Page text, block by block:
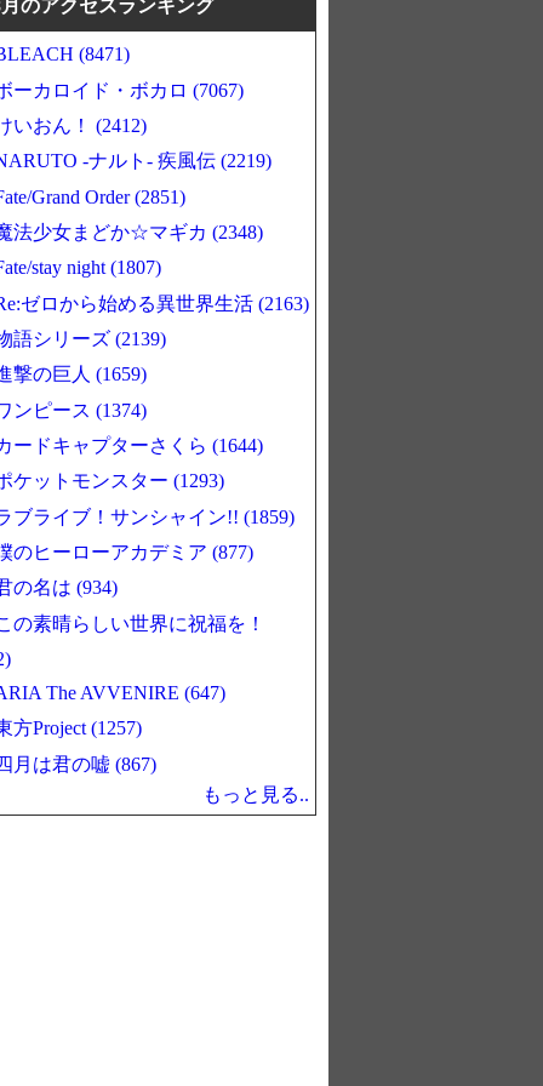
のアクセスランキング
(8471)
ーカロイド・ボカロ (7067)
いおん！ (2412)
-ナルト- 疾風伝 (2219)
Grand Order (2851)
法少女まどか☆マギカ (2348)
stay night (1807)
ゼロから始める異世界生活 (2163)
語シリーズ (2139)
撃の巨人 (1659)
ンピース (1374)
ードキャプターさくら (1644)
ケットモンスター (1293)
ブライブ！サンシャイン!! (1859)
のヒーローアカデミア (877)
の名は (934)
の素晴らしい世界に祝福を！
The AVVENIRE (647)
方Project (1257)
月は君の嘘 (867)
もっと見る..